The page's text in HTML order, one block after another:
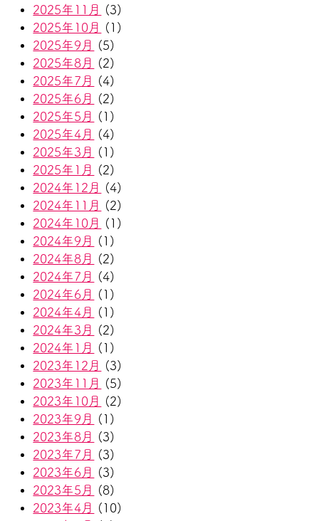
2025年11月
(3)
2025年10月
(1)
2025年9月
(5)
2025年8月
(2)
2025年7月
(4)
2025年6月
(2)
2025年5月
(1)
2025年4月
(4)
2025年3月
(1)
2025年1月
(2)
2024年12月
(4)
2024年11月
(2)
2024年10月
(1)
2024年9月
(1)
2024年8月
(2)
2024年7月
(4)
2024年6月
(1)
2024年4月
(1)
2024年3月
(2)
2024年1月
(1)
2023年12月
(3)
2023年11月
(5)
2023年10月
(2)
2023年9月
(1)
2023年8月
(3)
2023年7月
(3)
2023年6月
(3)
2023年5月
(8)
2023年4月
(10)